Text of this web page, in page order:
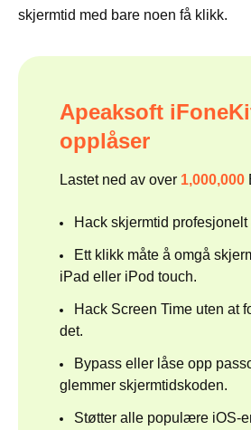
skjermtid med bare noen få klikk.
Apeaksoft
opplåser
Lastet ned av over 1,000,000
Hack skjermtid profesjonelt
Ett klikk måte å omgå
iPad eller iPod touch.
Hack Screen Time uten at
det.
Bypass eller låse opp
glemmer skjermtidskoden.
Støtter alle populære iOS-